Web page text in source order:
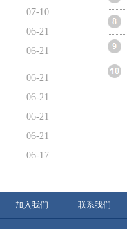
07-10
06-21
06-21
06-21
06-21
06-21
06-21
06-17
加入我们 联系我们